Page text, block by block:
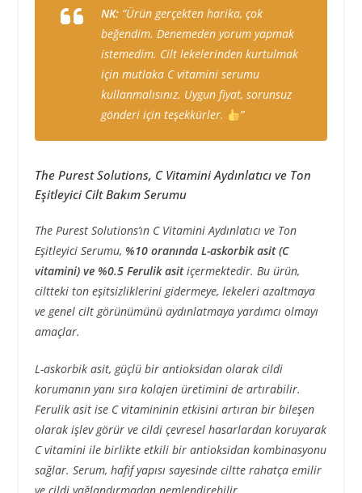
NK:“Ürün gerçekten harika, çok
beğendim. Denemeden yorum yapmak
istemedim. Cilt lekelerinden kurtulmak
için mutlaka C vitamini serumu
kullanmalısınız. Uygun fiyat, sorunsuz
gönderi için teşekkürler.
”
The Purest Solutions, C Vitamini Aydınlatıcı ve Ton
Eşitleyici Cilt Bakım Serumu
The Purest Solutions’ın C Vitamini Aydınlatıcı ve Ton
Eşitleyici Serumu, %10 oranında L-askorbik asit (C
vitamini) ve %0.5 Ferulik asitiçermektedir. Bu ürün,
ciltteki ton eşitsizliklerini gidermeye, lekeleri azaltmaya
ve genel cilt görünümünü aydınlatmaya yardımcı olmayı
amaçlar.
L-askorbik asit, güçlü bir antioksidan olarak cildi
korumanın yanı sıra kolajen üretimini de artırabilir.
Ferulik asit ise C vitamininin etkisini artıran bir bileşen
olarak işlev görür ve cildi çevresel hasarlardan koruyarak
C vitamini ile birlikte etkili bir antioksidan kombinasyonu
sağlar. Serum, hafif yapısı sayesinde ciltte rahatça emilir